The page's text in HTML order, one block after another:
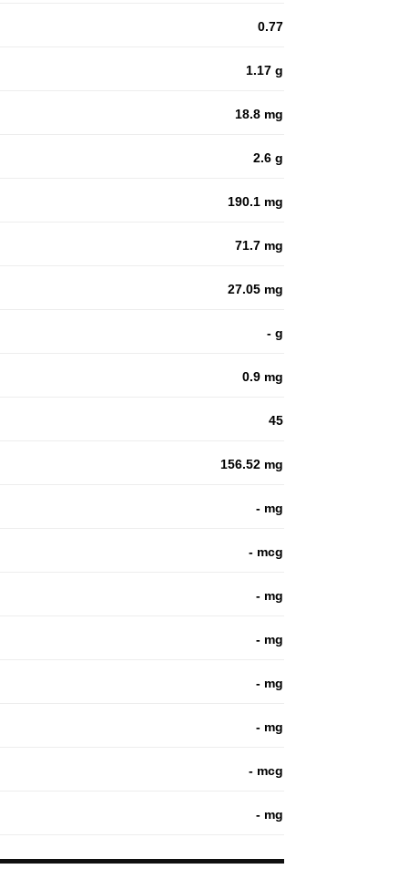
0.77
1.17 g
18.8 mg
2.6 g
190.1 mg
71.7 mg
27.05 mg
- g
0.9 mg
45
156.52 mg
- mg
- mcg
- mg
- mg
- mg
- mg
- mcg
- mg